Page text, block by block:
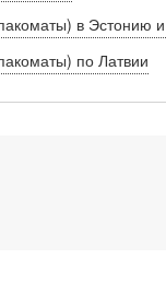
в Эстонию
по Латвии